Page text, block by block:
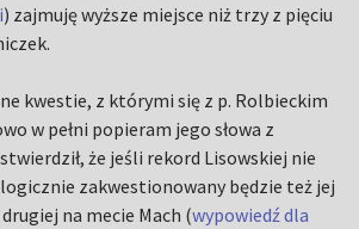
) zajmuję wyższe miejsce niż trzy z pięciu
kwestie, z którymi się z p. Rolbieckim
w pełni popieram jego słowa z
że jeśli rekord Lisowskiej nie
zakwestionowany będzie też jej
na mecie Mach (wypowiedź dla